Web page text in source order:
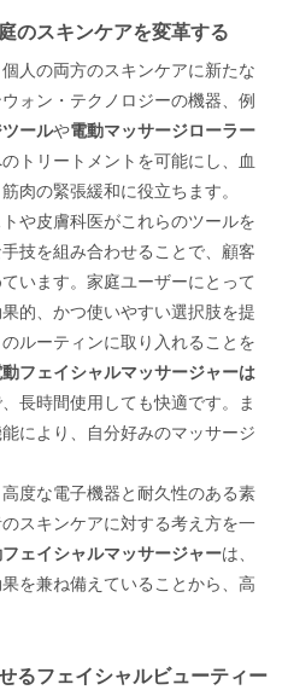
のスキンケアを変革する
人の両方のスキンケアに新たな
ォン・テクノロジーの機器、例
ールや電動マッサージローラー
トリートメントを可能にし、血
肉の緊張緩和に役立ちます。
や皮膚科医がこれらのツールを
技を組み合わせることで、顧客
います。家庭ユーザーにとって
的、かつ使いやすい選択肢を提
ルーティンに取り入れることを
動フェイシャルマッサージャーは
長時間使用しても快適です。ま
により、自分好みのマッサージ
度な電子機器と耐久性のある素
スキンケアに対する考え方を一
ェイシャルマッサージャーは、
を兼ね備えていることから、高
るフェイシャルビューティー